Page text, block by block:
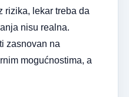
rizika, lekar treba da
nisu realna.
zasnovan na
mogućnostima, a